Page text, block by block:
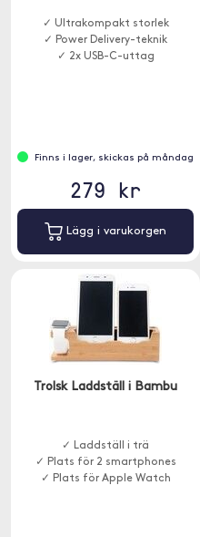
✓ Ultrakompakt storlek
✓ Power Delivery-teknik
✓ 2x USB-C-uttag
Finns i lager, skickas på måndag
279 kr
Lägg i varukorgen
Trolsk Laddställ i Bambu
✓ Laddställ i trä
✓ Plats för 2 smartphones
✓ Plats för Apple Watch